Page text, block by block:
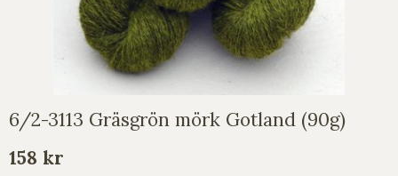
6/2-3113 Gräsgrön mörk Gotland (90g)
158 kr